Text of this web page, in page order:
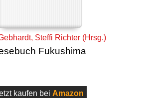
Steffi Richter (Hrsg.)
Fukushima
kaufen bei Amazon